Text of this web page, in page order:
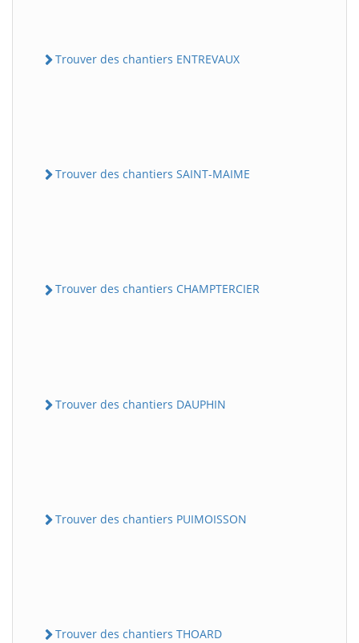
Trouver des chantiers ENTREVAUX
Trouver des chantiers SAINT-MAIME
Trouver des chantiers CHAMPTERCIER
Trouver des chantiers DAUPHIN
Trouver des chantiers PUIMOISSON
Trouver des chantiers THOARD